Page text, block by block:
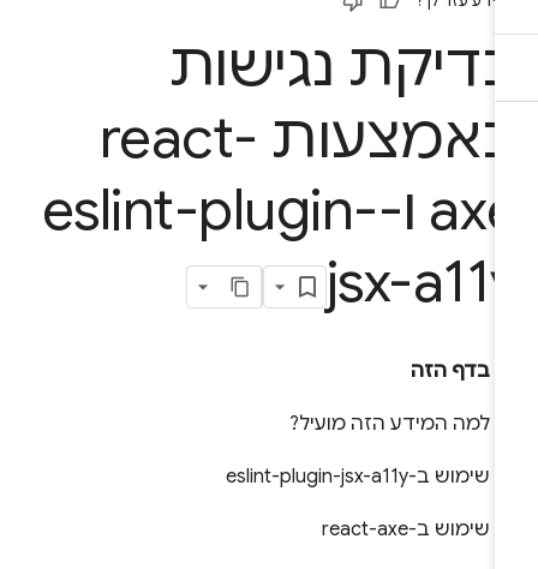
נגישות
באמצעות react-
axe ו-eslint-plugin-
jsx-
בדף הזה
למה המידע הזה מועיל?
שימוש ב-eslint-plugin-jsx-a11y
שימוש ב-react-axe